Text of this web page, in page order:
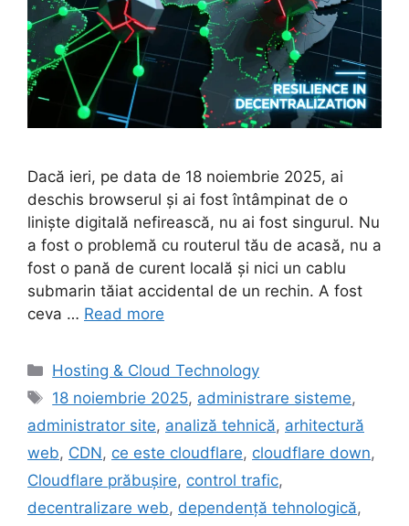
Dacă ieri, pe data de 18 noiembrie 2025, ai
deschis browserul și ai fost întâmpinat de o
liniște digitală nefirească, nu ai fost singurul. Nu
a fost o problemă cu routerul tău de acasă, nu a
fost o pană de curent locală și nici un cablu
submarin tăiat accidental de un rechin. A fost
ceva … Read more
Categories
Hosting & Cloud Technology
Tags
18 noiembrie 2025, administrare sisteme,
administrator site, analiză tehnică, arhitectură
web, CDN, ce este cloudflare, cloudflare down,
Cloudflare prăbușire, control trafic,
decentralizare web, dependență tehnologică,